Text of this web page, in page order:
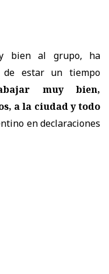
bien al grupo, ha
de estar un tiempo
muy bien,
a la ciudad y todo
en declaraciones